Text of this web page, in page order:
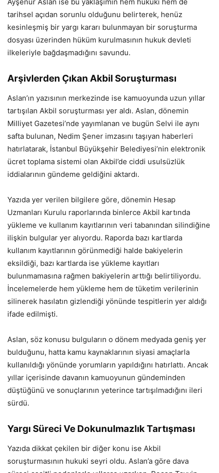
tarihsel açıdan sorunlu olduğunu belirterek, henüz
kesinleşmiş bir yargı kararı bulunmayan bir soruşturma
dosyası üzerinden hüküm kurulmasının hukuk devleti
ilkeleriyle bağdaşmadığını savundu.
Arşivlerden Çıkan Akbil Soruşturması
Aslan’ın yazısının merkezinde ise kamuoyunda uzun yıllar
tartışılan Akbil soruşturması yer aldı. Aslan, dönemin
Milliyet Gazetesi’nde yayımlanan ve bugün Selvi ile aynı
safta bulunan, Nedim Şener imzasını taşıyan haberleri
hatırlatarak, İstanbul Büyükşehir Belediyesi’nin elektronik
ücret toplama sistemi olan Akbil’de ciddi usulsüzlük
iddialarının gündeme geldiğini aktardı.
Yazıda yer verilen bilgilere göre, dönemin Hesap
Uzmanları Kurulu raporlarında binlerce Akbil kartında
yükleme ve kullanım kayıtlarının veri tabanından silindiğine
ilişkin bulgular yer alıyordu. Raporda bazı kartlarda
kullanım kayıtlarının görünmediği halde bakiyelerin
eksildiği, bazı kartlarda ise yükleme kayıtları
bulunmamasına rağmen bakiyelerin arttığı belirtiliyordu.
İncelemelerde hem yükleme hem de tüketim verilerinin
silinerek hasılatın gizlendiği yönünde tespitlerin yer aldığı
ifade edilmişti.
Aslan, söz konusu bulguların o dönem medyada geniş yer
bulduğunu, hatta kamu kaynaklarının siyasi amaçlarla
kullanıldığı yönünde yorumların yapıldığını hatırlattı. Ancak
yıllar içerisinde davanın kamuoyunun gündeminden
düştüğünü ve sonuçlarının yeterince tartışılmadığını ileri
sürdü.
Yargı Süreci Ve Dokunulmazlık Tartışması
Yazıda dikkat çekilen bir diğer konu ise Akbil
soruşturmasının hukuki seyri oldu. Aslan’a göre dava